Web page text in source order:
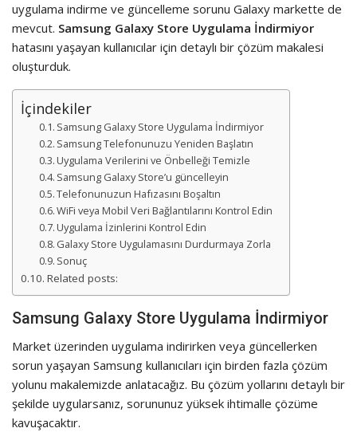
uygulama indirme ve güncelleme sorunu Galaxy markette de
mevcut. Samsung Galaxy Store Uygulama İndirmiyor
hatasını yaşayan kullanıcılar için detaylı bir çözüm makalesi
oluşturduk.
İçindekiler
Samsung Galaxy Store Uygulama İndirmiyor
Samsung Telefonunuzu Yeniden Başlatın
Uygulama Verilerini ve Önbelleği Temizle
Samsung Galaxy Store’u güncelleyin
Telefonunuzun Hafızasını Boşaltın
WiFi veya Mobil Veri Bağlantılarını Kontrol Edin
Uygulama İzinlerini Kontrol Edin
Galaxy Store Uygulamasını Durdurmaya Zorla
Sonuç
Related posts:
Samsung Galaxy Store Uygulama İndirmiyor
Market üzerinden uygulama indirirken veya güncellerken
sorun yaşayan Samsung kullanıcıları için birden fazla çözüm
yolunu makalemizde anlatacağız. Bu çözüm yollarını detaylı bir
şekilde uygularsanız, sorununuz yüksek ihtimalle çözüme
kavuşacaktır.